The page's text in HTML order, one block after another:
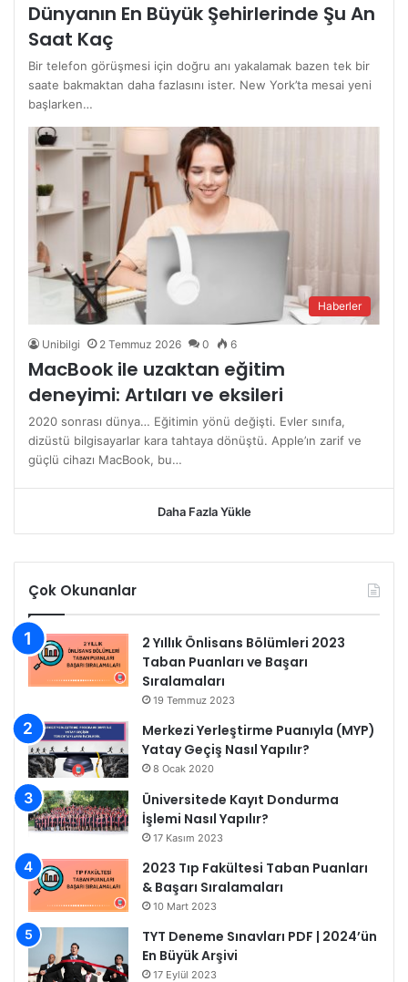
Dünyanın En Büyük Şehirlerinde Şu An
Saat Kaç
Bir telefon görüşmesi için doğru anı yakalamak bazen tek bir
saate bakmaktan daha fazlasını ister. New York’ta mesai yeni
başlarken…
Haberler
Unibilgi 2 Temmuz 2026 0 6
MacBook ile uzaktan eğitim
deneyimi: Artıları ve eksileri
2020 sonrası dünya… Eğitimin yönü değişti. Evler sınıfa,
dizüstü bilgisayarlar kara tahtaya dönüştü. Apple’ın zarif ve
güçlü cihazı MacBook, bu…
Daha Fazla Yükle
Çok Okunanlar
2 Yıllık Önlisans Bölümleri 2023
Taban Puanları ve Başarı
Sıralamaları
19 Temmuz 2023
Merkezi Yerleştirme Puanıyla (MYP)
Yatay Geçiş Nasıl Yapılır?
8 Ocak 2020
Üniversitede Kayıt Dondurma
İşlemi Nasıl Yapılır?
17 Kasım 2023
2023 Tıp Fakültesi Taban Puanları
& Başarı Sıralamaları
10 Mart 2023
TYT Deneme Sınavları PDF | 2024’ün
En Büyük Arşivi
17 Eylül 2023